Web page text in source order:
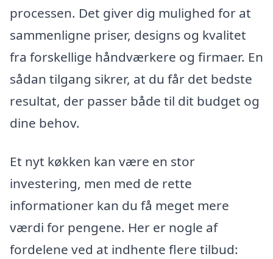
processen. Det giver dig mulighed for at
sammenligne priser, designs og kvalitet
fra forskellige håndværkere og firmaer. En
sådan tilgang sikrer, at du får det bedste
resultat, der passer både til dit budget og
dine behov.
Et nyt køkken kan være en stor
investering, men med de rette
informationer kan du få meget mere
værdi for pengene. Her er nogle af
fordelene ved at indhente flere tilbud: